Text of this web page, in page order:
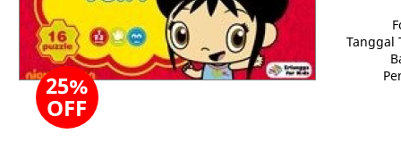
25%
OFF
Tanggal